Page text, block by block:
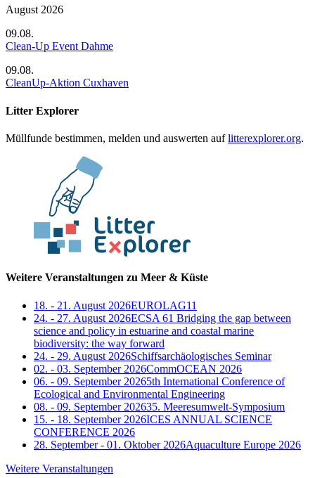
August 2026
09.08.
Clean-Up Event Dahme
09.08.
CleanUp-Aktion Cuxhaven
Litter Explorer
Müllfunde bestimmen, melden und auswerten auflitterexplorer.org.
Weitere Veranstaltungen zu Meer & Küste
18. - 21. August 2026EUROLAG11
24. - 27. August 2026ECSA 61 Bridging the gap between
science and policy in estuarine and coastal marine
biodiversity: the way forward
24. - 29. August 2026Schiffsarchäologisches Seminar
02. - 03. September 2026CommOCEAN 2026
06. - 09. September 20265th International Conference of
Ecological and Environmental Engineering
08. - 09. September 202635. Meeresumwelt-Symposium
15. - 18. September 2026ICES ANNUAL SCIENCE
CONFERENCE 2026
28. September - 01. Oktober 2026Aquaculture Europe 2026
Weitere Veranstaltungen